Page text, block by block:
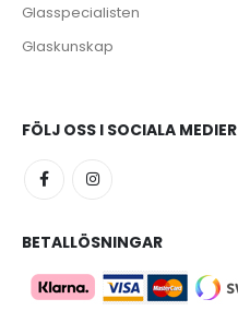
Glasspecialisten
Glaskunskap
FÖLJ OSS I SOCIALA MEDIER
BETALLÖSNINGAR